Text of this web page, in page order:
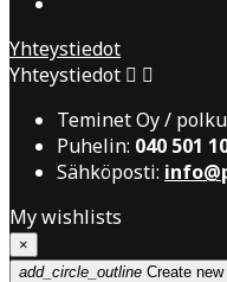
Yhteystiedot
Yhteystiedot  
Teminet Oy /
Puhelin: 040 501
Sähköposti:
My wishlists
×
add_circle_outline Create